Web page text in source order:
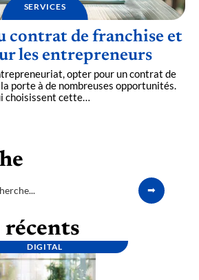
SERVICES
contrat de franchise et
les entrepreneurs
opter pour un contrat de
porte à de nombreuses opportunités.
choisissent cette
récents
DIGITAL